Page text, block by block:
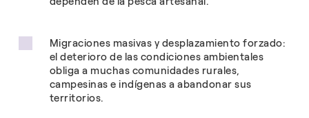
Migraciones masivas y desplazamiento forzado:
el deterioro de las condiciones ambientales
obliga a muchas comunidades rurales,
campesinas e indígenas a abandonar sus
territorios.